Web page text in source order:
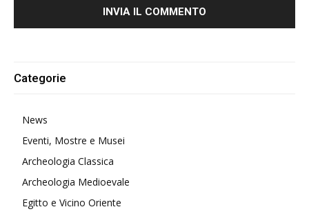
Categorie
News
Eventi, Mostre e Musei
Archeologia Classica
Archeologia Medioevale
Egitto e Vicino Oriente